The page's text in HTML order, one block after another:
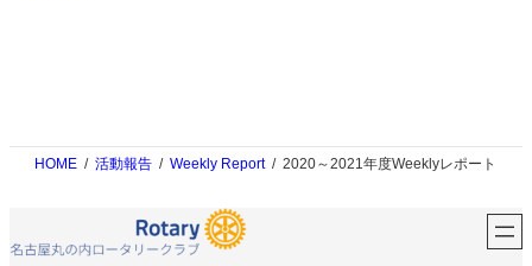
HOME 活動報告 Weekly Report 2020～2021年度Weeklyレポート